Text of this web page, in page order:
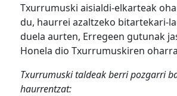
Txurrumuski aisialdi-elkarteak
du, haurrei azaltzeko bitartekari-
duela aurten, Erregeen gutunak
Honela dio Txurrumuskiren
Txurrumuski taldeak berri pozgarri
haurrentzat: